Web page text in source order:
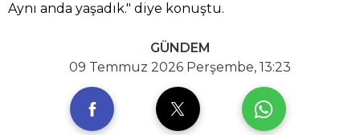
Aynı anda yaşadık." diye konuştu.
GÜNDEM
09 Temmuz 2026 Perşembe, 13:23